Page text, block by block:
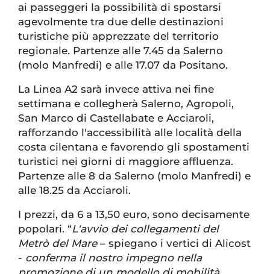
ai passeggeri la possibilità di spostarsi
agevolmente tra due delle destinazioni
turistiche più apprezzate del territorio
regionale. Partenze alle 7.45 da Salerno
(molo Manfredi) e alle 17.07 da Positano.
La Linea A2 sarà invece attiva nei fine
settimana e collegherà Salerno, Agropoli,
San Marco di Castellabate e Acciaroli,
rafforzando l'accessibilità alle località della
costa cilentana e favorendo gli spostamenti
turistici nei giorni di maggiore affluenza.
Partenze alle 8 da Salerno (molo Manfredi) e
alle 18.25 da Acciaroli.
I prezzi, da 6 a 13,50 euro, sono decisamente
popolari. “L'avvio dei collegamenti del
Metrò del Mare – spiegano i vertici di Alicost
- conferma il nostro impegno nella